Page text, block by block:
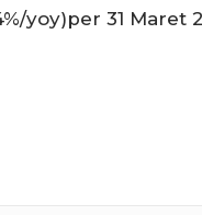
yoy)per 31 Maret